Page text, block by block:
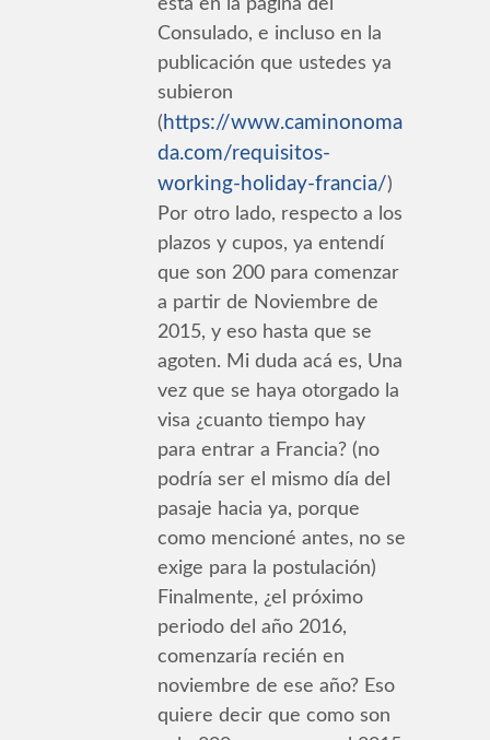
Consulado, e incluso en la
publicación que ustedes ya
subieron
( https://www.caminonoma
da.com/requisitos-
working-holiday-francia/)
Por otro lado, respecto a los
plazos y cupos, ya entendí
que son 200 para comenzar
a partir de Noviembre de
2015, y eso hasta que se
agoten. Mi duda acá es, Una
vez que se haya otorgado la
visa ¿cuanto tiempo hay
para entrar a Francia? (no
podría ser el mismo día del
pasaje hacia ya, porque
como mencioné antes, no se
exige para la postulación)
Finalmente, ¿el próximo
periodo del año 2016,
comenzaría recién en
noviembre de ese año? Eso
quiere decir que como son